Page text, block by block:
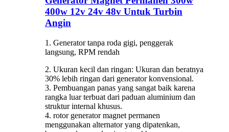
400w 12v 24v 48v Untuk Turbin
Angin
1. Generator tanpa roda gigi, penggerak
langsung, RPM rendah
2. Ukuran kecil dan ringan: Ukuran dan beratnya
30% lebih ringan dari generator konvensional.
3. Pembuangan panas yang sangat baik karena
rangka luar terbuat dari paduan aluminium dan
struktur internal khusus.
4. rotor generator magnet permanen
menggunakan alternator yang dipatenkan,